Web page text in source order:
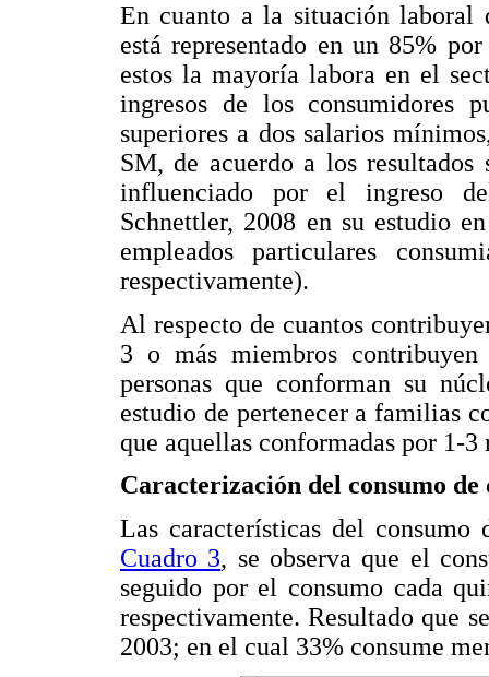
En cuanto a la situación laboral
está representado en un 85%
estos la mayoría labora en el
ingresos de los consumidores
superiores a dos salarios
SM, de acuerdo a los
influenciado por el ingreso
Schnettler, 2008 en su estudio
empleados particulares
respectivamente).
Al respecto de cuantos
3 o más miembros
personas que conforman su
estudio de pertenecer a familias
que aquellas conformadas por 1-3
Caracterización del consumo de
Las características del consumo
Cuadro 3, se observa que el
seguido por el consumo cada
respectivamente. Resultado que
2003; en el cual 33% consume